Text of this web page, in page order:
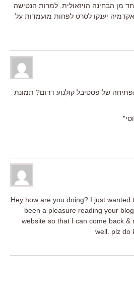
מן הבחינה הויזאולית. למרות הנטישה
יענקו לסרט לפחות מועמדות על
של פסטיבל קולנוע דרום? תמונת
Hey how are you doing? I just
been a pleasure reading your
website so that I can come back
well. plz do